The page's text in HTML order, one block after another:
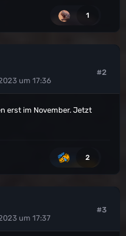
1
um 17:36
#2
erst im November. Jetzt
2
um 17:37
#3